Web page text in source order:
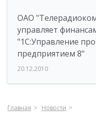
ОАО
управляет
"1С:Управление
предприятием 8"
20.12.2010
Главная
Новости